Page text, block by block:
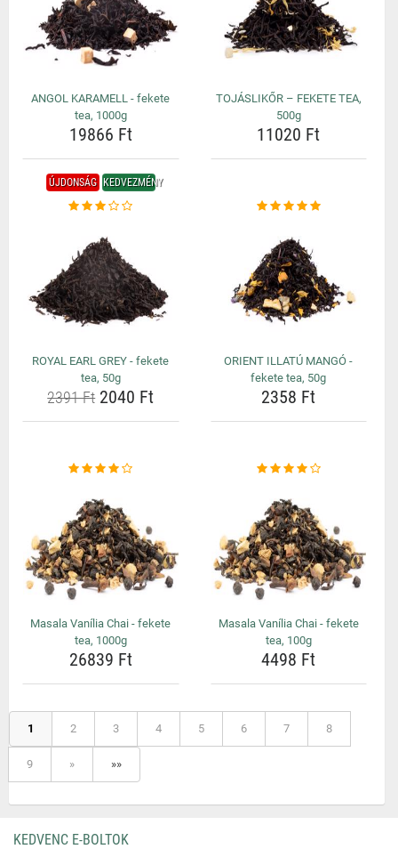
ANGOL KARAMELL - fekete
tea, 1000g
19866 Ft
TOJÁSLIKŐR – FEKETE TEA,
500g
11020 Ft
ÚJDONSÁG KEDVEZMÉNY
ROYAL EARL GREY - fekete
tea, 50g
2391 Ft2040 Ft
ORIENT ILLATÚ MANGÓ -
fekete tea, 50g
2358 Ft
Masala Vanília Chai - fekete
tea, 1000g
26839 Ft
Masala Vanília Chai - fekete
tea, 100g
4498 Ft
1 2 3 4 5 6 7 8
9 » »»
KEDVENC E-BOLTOK